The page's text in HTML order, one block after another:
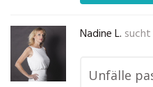
Nadine L. sucht
Unfälle